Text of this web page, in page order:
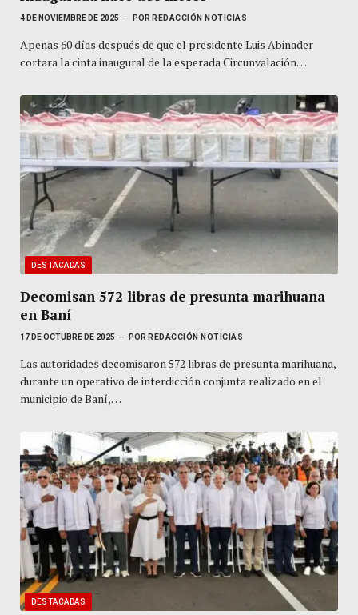
4 DE NOVIEMBRE DE 2025 POR REDACCIÓN NOTICIAS
Apenas 60 días después de que el presidente Luis Abinader
cortara la cinta inaugural de la esperada Circunvalación…
DESTACADAS
Decomisan 572 libras de presunta marihuana
en Baní
17 DE OCTUBRE DE 2025 POR REDACCIÓN NOTICIAS
Las autoridades decomisaron 572 libras de presunta marihuana,
durante un operativo de interdicción conjunta realizado en el
municipio de Baní,…
DESTACADAS